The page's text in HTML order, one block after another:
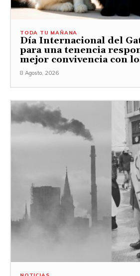
TODA TU MAÑANA
Día Internacional del
para una tenencia
mejor convivencia con
8 Agosto, 2026